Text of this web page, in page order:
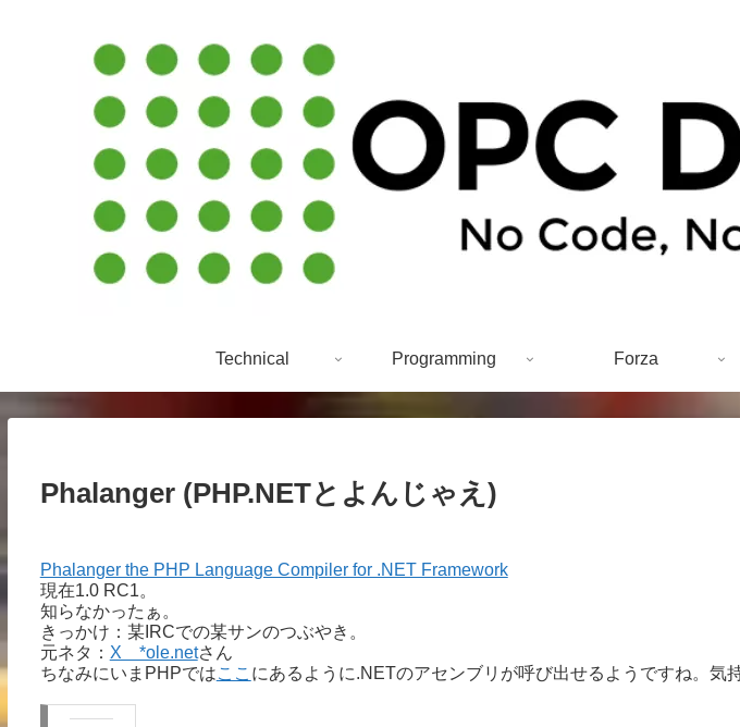
Technical Programming Forza
Phalanger (PHP.NETとよんじゃえ)
Phalanger the PHP Language Compiler for .NET Framework
現在1.0 RC1。
知らなかったぁ。
きっかけ：某IRCでの某サンのつぶやき。
元ネタ： X *ole.netさん
ちなみにいまPHPではここ にあるように.NETのアセンブリが呼び出せるようですね。気